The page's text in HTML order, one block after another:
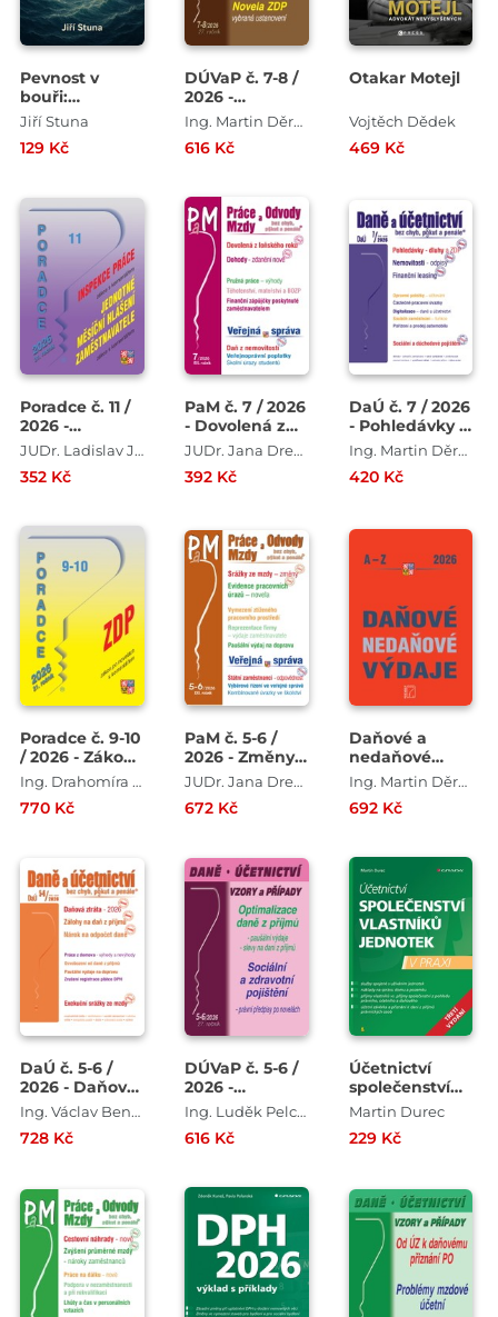
Pevnost v
bouři:
Strategie pro
bezpečnost
Jiří Stuna
129 Kč
DÚVaP č. 7-8 /
2026 -
Výsledek
hospodaření
podnikatelských
Ing. Martin Děrgel , Ing. Vladimír Hruška , Ing. Eva Sedláková , Ing. Drahomíra Martincová
616 Kč
Otakar Motejl
Vojtěch Dědek
469 Kč
Poradce č. 11 /
2026 -
Inspekce
JUDr. Ladislav Jouza , JUDr. Eva Dandová
352 Kč
PaM č. 7 / 2026
- Dovolená z
loňského rokuJUDr. Jana Drexlerová , JUDr. Ladislav Jouza , Mgr. Olga Bičáková , JUDr. Eva Dandová
392 Kč
DaÚ č. 7 / 2026
- Pohledávky –
dluhy a ZDP Ing. Martin Děrgel , Ing. Antonín Daněk , Ing. Ivan Macháček , Ing. Václav Benda
420 Kč
Poradce č. 9-10
/ 2026 - Zákon
o daních z
příjmů s
komentářem
Ing. Drahomíra Martincová , Ing. Eva Sedláková
770 Kč
PaM č. 5-6 /
2026 - Změny
srážek ze
JUDr. Jana Drexlerová , JUDr. Eva Dandová , JUDr. Ladislav Jouza , Mgr. Olga Bičáková , Richard W. Fetter
672 Kč
Daňové a
nedaňové
výdaje 2026
Ing. Martin Děrgel
692 Kč
DaÚ č. 5-6 /
2026 - Daňová
ztráta v roce
2026
Ing. Václav Benda , Ing. Antonín Daně , Ing. Martin Děrgel , Ing. Ivan Macháček
728 Kč
DÚVaP č. 5-6 /
2026 -
Optimalizace
daně
Ing. Luděk Pelcl , Ing. Ivan Macháček
616 Kč
Účetnictví
společenství
vlastníků
vydání
Martin Durec
229 Kč